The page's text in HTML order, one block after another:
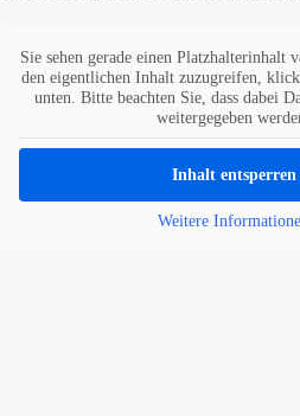
Sie sehen gerade einen Platzhalterinhalt
den eigentlichen Inhalt zuzugreifen,
unten. Bitte beachten Sie, dass dabei
weitergegeben
Inhalt entsperren
Weitere